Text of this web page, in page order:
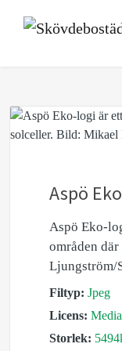
Aspö
Aspö Eko-
områden
Ljungström/
Filtyp: Jpeg
Licens:
Storlek: